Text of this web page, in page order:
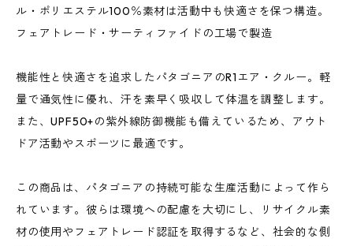
ル・ポリエステル100％素材は活動中も快適さを保つ構造。
フェアトレード・サーティファイドの工場で製造
機能性と快適さを追求したパタゴニアのR1エア・クルー。軽
量で通気性に優れ、汗を素早く吸収して体温を調整します。
また、UPF50+の紫外線防御機能も備えているため、アウト
ドア活動やスポーツに最適です。
この商品は、パタゴニアの持続可能な生産活動によって作ら
れています。彼らは環境への配慮を大切にし、リサイクル素
材の使用やフェアトレード認証を取得するなど、社会的な側